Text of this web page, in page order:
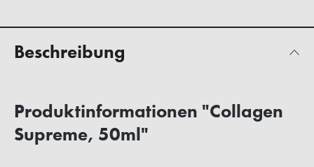
Beschreibung
Produktinformationen "Collagen
Supreme, 50ml"